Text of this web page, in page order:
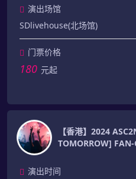
演出场馆
SDlivehouse(北场馆)
门票价格
180 元起
【香港】2024
TOMORROW]
演出时间